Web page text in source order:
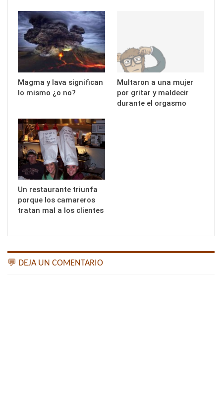
Magma y lava significan
lo mismo ¿o no?
Multaron a una mujer
por gritar y maldecir
durante el orgasmo
Un restaurante triunfa
porque los camareros
tratan mal a los clientes
💬 DEJA UN COMENTARIO